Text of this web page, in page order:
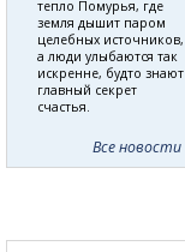
тепло Помурья, где
земля дышит паром
целебных источников,
а люди улыбаются так
искренне, будто знают
главный секрет
счастья.
Все новости